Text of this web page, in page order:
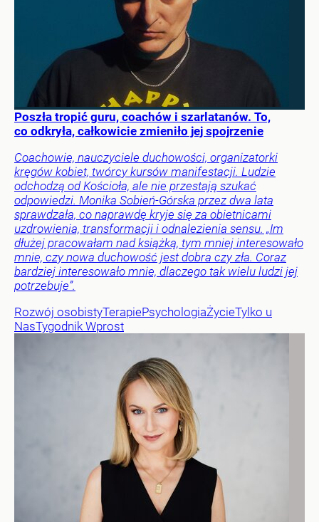
Poszła tropić guru, coachów i szarlatanów. To,
co odkryła, całkowicie zmieniło jej spojrzenie
Coachowie, nauczyciele duchowości, organizatorki
kręgów kobiet, twórcy kursów manifestacji. Ludzie
odchodzą od Kościoła, ale nie przestają szukać
odpowiedzi. Monika Sobień-Górska przez dwa lata
sprawdzała, co naprawdę kryje się za obietnicami
uzdrowienia, transformacji i odnalezienia sensu. „Im
dłużej pracowałam nad książką, tym mniej interesowało
mnie, czy nowa duchowość jest dobra czy zła. Coraz
bardziej interesowało mnie, dlaczego tak wielu ludzi jej
potrzebuje”.
Rozwój osobistyTerapiePsychologiaŻycieTylko u
NasTygodnik Wprost